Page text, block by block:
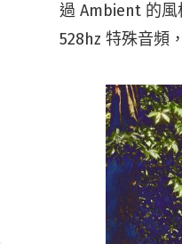
過 Ambient 的風
528hz 特殊音頻